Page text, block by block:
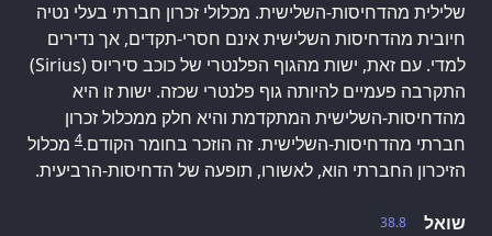
שלילית מהדחיסות-השלישית. מכלולי זכרון חברתי בעלי נטיה
חיובית מהדחיסות השלישית אינם חסרי-תקדים, אך נדירים
למדי. עם זאת, ישות מהגוף הפלנטרי של כוכב סיריוס (Sirius)
התקרבה פעמיים להיותה גוף פלנטרי שכזה. ישות זו היא
מהדחיסות-השלישית המתקדמת והיא חלק ממכלול זכרון
חברתי מהדחיסות-השלישית. זה הוזכר בחומר הקודם.4 מכלול
הזיכרון החברתי הוא, לאשורו, תופעה של הדחיסות-הרביעית.
38.8
שואל